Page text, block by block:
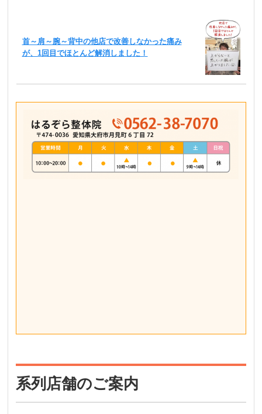
首～肩～腕～背中の他店で改善しなかった痛み
が、1回目でほとんど解消しました！
系列店舗のご案内